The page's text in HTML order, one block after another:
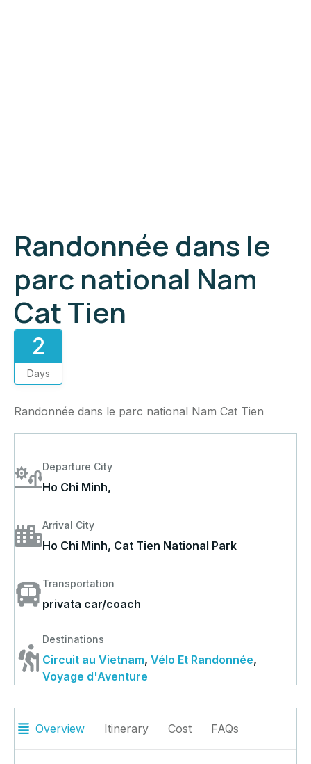
Randonnée dans le
parc national Nam
Cat Tien
2
Days
Randonnée dans le parc national Nam Cat Tien
Departure City
Ho Chi Minh,
Arrival City
Ho Chi Minh, Cat Tien National Park
Transportation
privata car/coach
Destinations
Circuit au Vietnam, Vélo Et Randonnée,
Voyage d'Aventure
Overview Itinerary Cost FAQs